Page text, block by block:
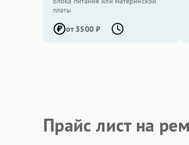
платы
от 3500 ₽
Прайс лист на